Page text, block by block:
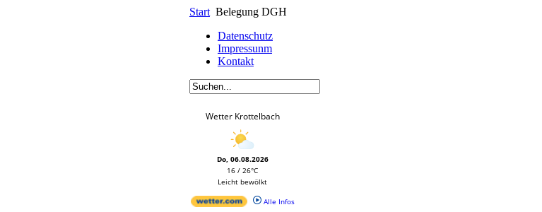
Start Belegung DGH
Datenschutz
Impressunm
Kontakt
Wetter Krottelbach
Do, 06.08.2026
16 / 26°C
Leicht bewölkt
Alle Infos